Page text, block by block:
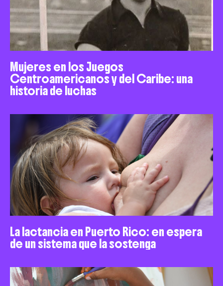
Mujeres en los Juegos
Centroamericanos y del Caribe: una
historia de luchas
La lactancia en Puerto Rico: en espera
de un sistema que la sostenga